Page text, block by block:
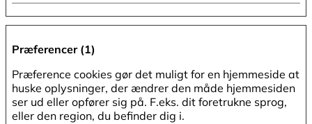
Præferencer (1)
Præference cookies gør det muligt for en hjemmeside at
huske oplysninger, der ændrer den måde hjemmesiden
ser ud eller opfører sig på. F.eks. dit foretrukne sprog,
eller den region, du befinder dig i.